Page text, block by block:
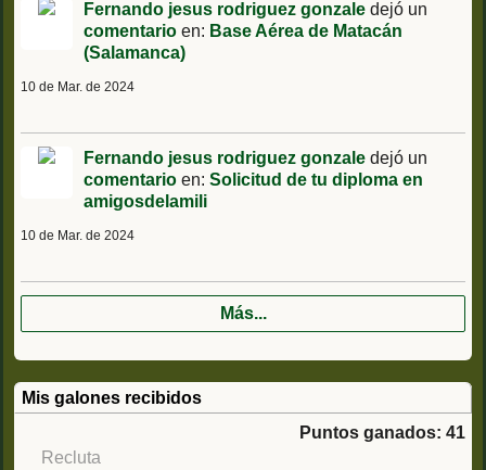
Fernando jesus rodriguez gonzale dejó un
comentario en: Base Aérea de Matacán
(Salamanca)
10 de Mar. de 2024
Fernando jesus rodriguez gonzale dejó un
comentario en: Solicitud de tu diploma en
amigosdelamili
10 de Mar. de 2024
Más...
Mis galones recibidos
Puntos ganados: 41
Recluta